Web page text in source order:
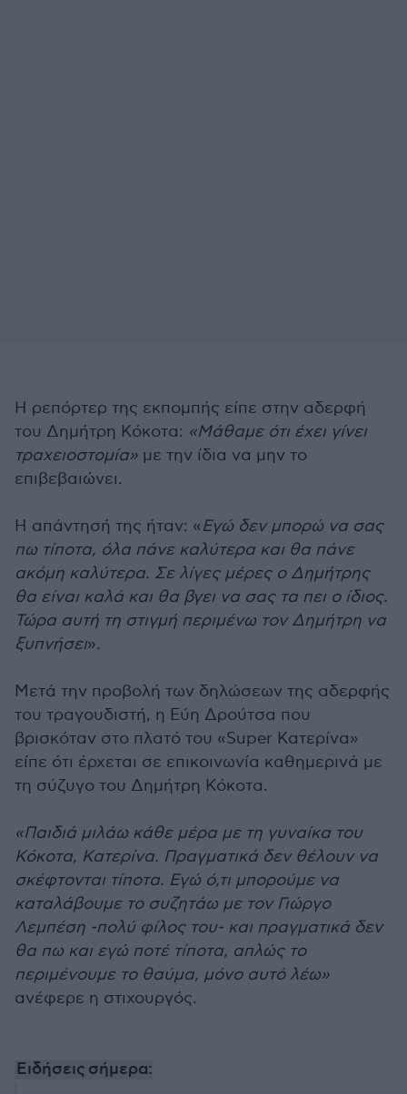
Η ρεπόρτερ της εκπομπής είπε στην αδερφή
του Δημήτρη Κόκοτα: «Μάθαμε ότι έχει γίνει
τραχειοστομία» με την ίδια να μην το
επιβεβαιώνει.
Η απάντησή της ήταν: «Εγώ δεν μπορώ να σας
πω τίποτα, όλα πάνε καλύτερα και θα πάνε
ακόμη καλύτερα. Σε λίγες μέρες ο Δημήτρης
θα είναι καλά και θα βγει να σας τα πει ο ίδιος.
Τώρα αυτή τη στιγμή περιμένω τον Δημήτρη να
ξυπνήσει».
Μετά την προβολή των δηλώσεων της αδερφής
του τραγουδιστή, η Εύη Δρούτσα που
βρισκόταν στο πλατό του «Super Κατερίνα»
είπε ότι έρχεται σε επικοινωνία καθημερινά με
τη σύζυγο του Δημήτρη Κόκοτα.
«Παιδιά μιλάω κάθε μέρα με τη γυναίκα του
Κόκοτα, Κατερίνα. Πραγματικά δεν θέλουν να
σκέφτονται τίποτα. Εγώ ό,τι μπορούμε να
καταλάβουμε το συζητάω με τον Γιώργο
Λεμπέση -πολύ φίλος του- και πραγματικά δεν
θα πω και εγώ ποτέ τίποτα, απλώς το
περιμένουμε το θαύμα, μόνο αυτό λέω»
ανέφερε η στιχουργός.
Ειδήσεις σήμερα: